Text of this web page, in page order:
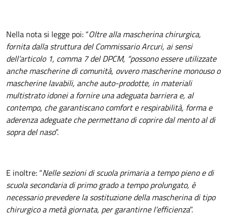
Nella nota si legge poi: “Oltre alla mascherina chirurgica,
fornita dalla struttura del Commissario Arcuri, ai sensi
dell’articolo 1, comma 7 del DPCM, “possono essere utilizzate
anche mascherine di comunità, ovvero mascherine monouso o
mascherine lavabili, anche auto-prodotte, in materiali
multistrato idonei a fornire una adeguata barriera e, al
contempo, che garantiscano comfort e respirabilità, forma e
aderenza adeguate che permettano di coprire dal mento al di
sopra del naso”.
E inoltre: “Nelle sezioni di scuola primaria a tempo pieno e di
scuola secondaria di primo grado a tempo prolungato, è
necessario prevedere la sostituzione della mascherina di tipo
chirurgico a metà giornata, per garantirne l’efficienza”.